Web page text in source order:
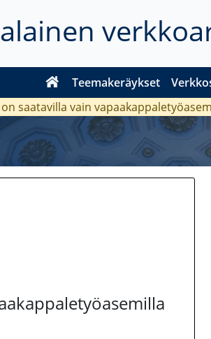
Teemakeräykset
saatavilla vain